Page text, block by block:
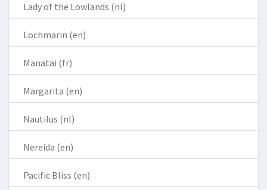
Lady of the Lowlands (nl)
Lochmarin (en)
Manatai (fr)
Margarita (en)
Nautilus (nl)
Nereida (en)
Pacific Bliss (en)